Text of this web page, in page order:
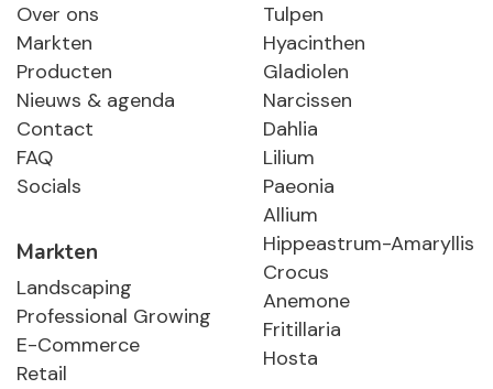
Over ons
Markten
Producten
Nieuws & agenda
Contact
FAQ
Socials
Markten
Landscaping
Professional Growing
E-Commerce
Retail
Tulpen
Hyacinthen
Gladiolen
Narcissen
Dahlia
Lilium
Paeonia
Allium
Hippeastrum-Amaryllis
Crocus
Anemone
Fritillaria
Hosta